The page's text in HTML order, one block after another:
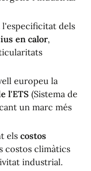
dels
en calor,
europeu la
l'ETS (Sistema de
un marc més
els costos
costos climàtics
industrial.